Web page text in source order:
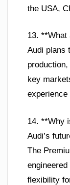
the USA,
13. **What
Audi plans
key
experience
14. **Why
Audi’s
The
flexibility